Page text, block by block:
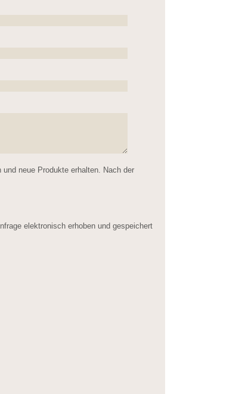
neue Produkte erhalten. Nach der
elektronisch erhoben und gespeichert